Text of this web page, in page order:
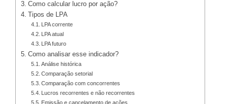
Como calcular lucro por ação?
Tipos de LPA
LPA corrente
LPA atual
LPA futuro
Como analisar esse indicador?
Análise histórica
Comparação setorial
Comparação com concorrentes
Lucros recorrentes e não recorrentes
Emissão e cancelamento de ações